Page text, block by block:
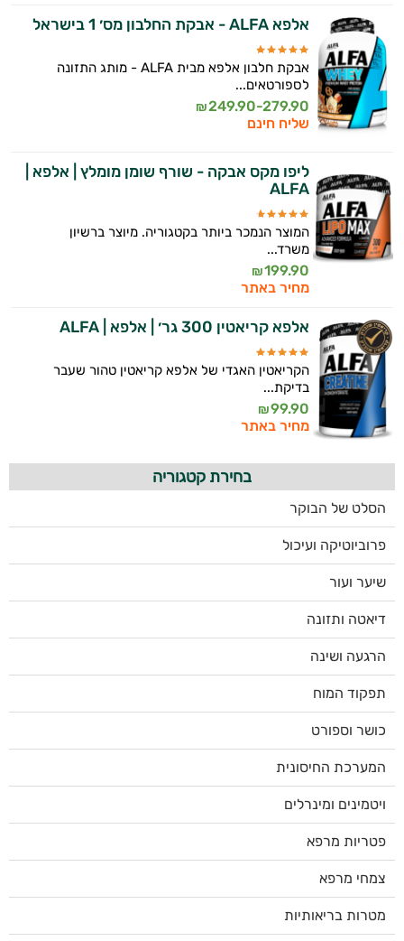
אלפא ALFA - אבקת החלבון מס׳ 1 בישראל
אבקת חלבון אלפא מבית ALFA - מותג התזונה
לספורטאים...
249.90-279.90
₪
שליח חינם
ליפו מקס אבקה - שורף שומן מומלץ | אלפא |
ALFA
המוצר הנמכר ביותר בקטגוריה. מיוצר ברשיון
משרד...
199.90
₪
מחיר באתר
אלפא קריאטין 300 גר׳ | אלפא | ALFA
הקריאטין האגדי של אלפא קריאטין טהור שעבר
בדיקת...
99.90
₪
מחיר באתר
בחירת קטגוריה
הסלט של הבוקר
פרוביוטיקה ועיכול
שיער ועור
דיאטה ותזונה
הרגעה ושינה
תפקוד המוח
כושר וספורט
המערכת החיסונית
ויטמינים ומינרלים
פטריות מרפא
צמחי מרפא
מטרות בריאותיות